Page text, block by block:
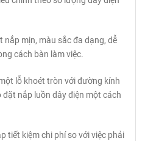
nắp mịn, màu sắc đa dạng, dễ
cách bàn làm việc.
lỗ khoét tròn với đường kính
nắp luồn dây điện một cách
tiết kiệm chi phí so với việc phải